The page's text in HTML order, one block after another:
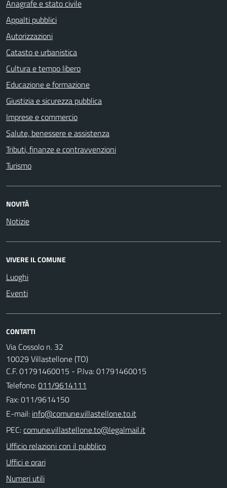
Anagrafe e stato civile
Appalti pubblici
Autorizzazioni
Catasto e urbanistica
Cultura e tempo libero
Educazione e formazione
Giustizia e sicurezza pubblica
Imprese e commercio
Salute, benessere e assistenza
Tributi, finanze e contravvenzioni
Turismo
NOVITÀ
Notizie
VIVERE IL COMUNE
Luoghi
Eventi
CONTATTI
Via Cossolo n. 32
10029 Villastellone (TO)
C.F. 01791460015 - P.Iva: 01791460015
Telefono:011/9614111
Fax: 011/9614150
E-mail:
PEC:
Ufficio relazioni con il pubblico
Uffici e orari
Numeri utili